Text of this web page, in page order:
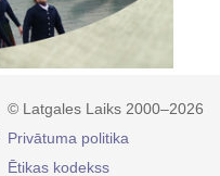
© Latgales Laiks 2000–2026
Privātuma politika
Ētikas kodekss